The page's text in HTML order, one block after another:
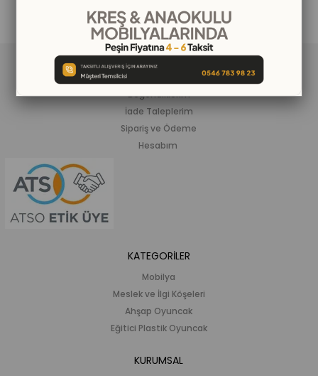
ALIŞVERİŞ BİLGİLERİ
Beğendiklerim
İade Taleplerim
Sipariş ve Ödeme
Hesabım
KATEGORİLER
Mobilya
Meslek ve İlgi Köşeleri
Ahşap Oyuncak
Eğitici Plastik Oyuncak
KURUMSAL